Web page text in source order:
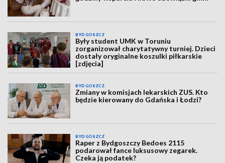
BYDGOSZCZ
Były student UMK w Toruniu
zorganizował charytatywny turniej. Dzieci
dostały oryginalne koszulki piłkarskie
[zdjęcia]
BYDGOSZCZ
Zmiany w komisjach lekarskich ZUS. Kto
będzie kierowany do Gdańska i Łodzi?
BYDGOSZCZ
Raper z Bydgoszczy Bedoes 2115
podarował fance luksusowy zegarek.
Czeka ją podatek?